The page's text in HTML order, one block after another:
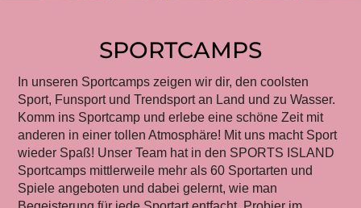
SPORTCAMPS
In unseren Sportcamps zeigen wir dir, den coolsten
Sport, Funsport und Trendsport an Land und zu Wasser.
Komm ins Sportcamp und erlebe eine schöne Zeit mit
anderen in einer tollen Atmosphäre! Mit uns macht Sport
wieder Spaß! Unser Team hat in den SPORTS ISLAND
Sportcamps mittlerweile mehr als 60 Sportarten und
Spiele angeboten und dabei gelernt, wie man